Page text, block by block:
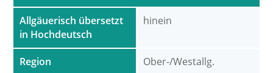
Allgäuerisch übersetzt
in Hochdeutsch
Region
hinein
Ober-/Westallg.